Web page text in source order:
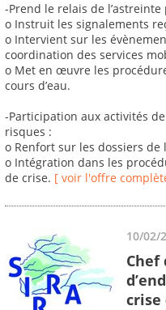
-Prend le relais de
o Instruit les signalements
o Intervient sur les
coordination des services
o Met en œuvre les
cours d’eau.
-Participation aux activités
risques :
o Renfort sur les dossiers de
o Intégration dans les
de crise. [ voir l'offre
10/02/
Chef
crise